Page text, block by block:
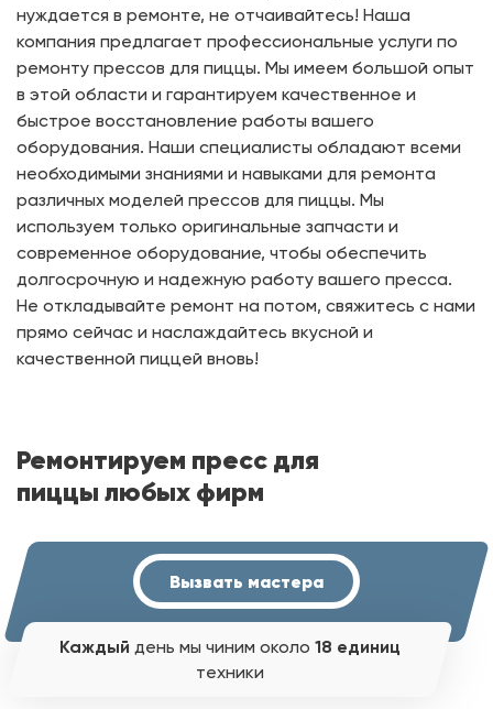
нуждается в ремонте, не отчаивайтесь! Наша
компания предлагает профессиональные услуги по
ремонту прессов для пиццы. Мы имеем большой опыт
в этой области и гарантируем качественное и
быстрое восстановление работы вашего
оборудования. Наши специалисты обладают всеми
необходимыми знаниями и навыками для ремонта
различных моделей прессов для пиццы. Мы
используем только оригинальные запчасти и
современное оборудование, чтобы обеспечить
долгосрочную и надежную работу вашего пресса.
Не откладывайте ремонт на потом, свяжитесь с нами
прямо сейчас и наслаждайтесь вкусной и
качественной пиццей вновь!
Ремонтируем пресс для
пиццы любых фирм
Вызвать мастера
Каждый день мы чиним около 18 единиц
техники